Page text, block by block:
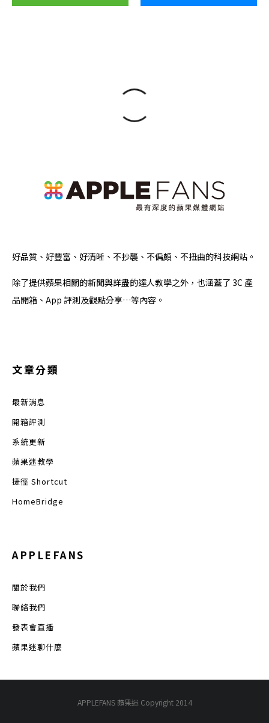
好品質、好豐富、好清晰、不抄襲、不偏頗、不扭曲的科技網站。
除了提供蘋果相關的新聞與詳盡的達人教學之外，也涵蓋了 3C 產
品開箱、App 評測及觀點分享…等內容。
文章分類
最新消息
開箱評測
系統更新
蘋果迷教學
捷徑 Shortcut
HomeBridge
APPLEFANS
關於我們
聯絡我們
發表會直播
蘋果迷聊什麼
APPLEFANS 蘋果迷 Copyright 2014